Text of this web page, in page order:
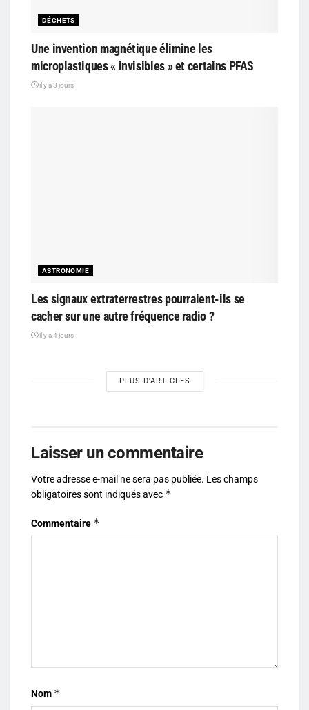
DÉCHETS
Une invention magnétique élimine les
microplastiques « invisibles » et certains PFAS
il y a 3 jours
ASTRONOMIE
Les signaux extraterrestres pourraient-ils se
cacher sur une autre fréquence radio ?
il y a 4 jours
PLUS D'ARTICLES
Laisser un commentaire
Votre adresse e-mail ne sera pas publiée. Les champs
obligatoires sont indiqués avec *
Commentaire *
Nom *